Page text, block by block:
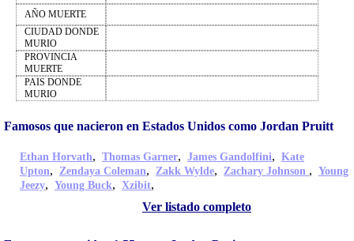
AÑO MUERTE
CIUDAD DONDE
MURIO
PROVINCIA
MUERTE
PAIS DONDE
MURIO
Famosos que nacieron en Estados Unidos como Jordan Pruitt
Ethan Horvath, Thomas Garner, James Gandolfini, Kate
Upton, Zendaya Coleman, Zakk Wylde, Zachary Johnson , Young
Jeezy, Young Buck, Xzibit,
Ver listado completo